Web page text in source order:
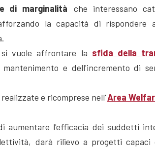
di marginalità
che interessano
la capacità di
vuole affrontare la sfida della
e dell'incremento di
e ricomprese nell'Area
aumentare l'efficacia dei suddetti
darà rilievo a progetti